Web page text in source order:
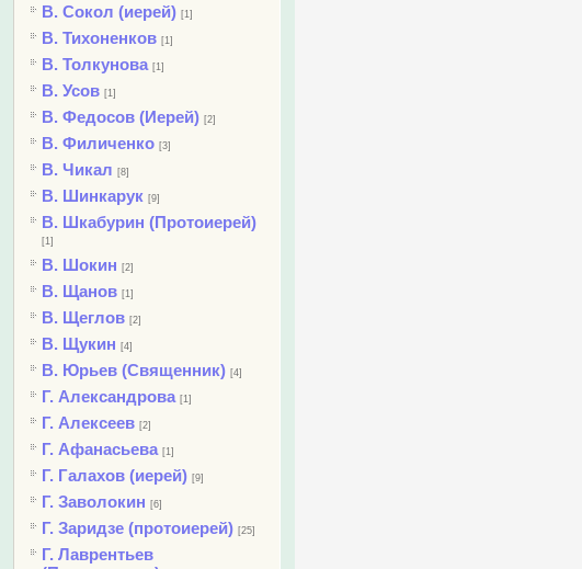
В. Сокол (иерей) [1]
В. Тихоненков [1]
В. Толкунова [1]
В. Усов [1]
В. Федосов (Иерей) [2]
В. Филиченко [3]
В. Чикал [8]
В. Шинкарук [9]
В. Шкабурин (Протоиерей)
[1]
В. Шокин [2]
В. Щанов [1]
В. Щеглов [2]
В. Щукин [4]
В. Юрьев (Священник) [4]
Г. Александрова [1]
Г. Алексеев [2]
Г. Афанасьева [1]
Г. Галахов (иерей) [9]
Г. Заволокин [6]
Г. Заридзе (протоиерей) [25]
Г. Лаврентьев